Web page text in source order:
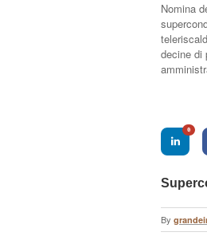
Nomina
decine di
0
By